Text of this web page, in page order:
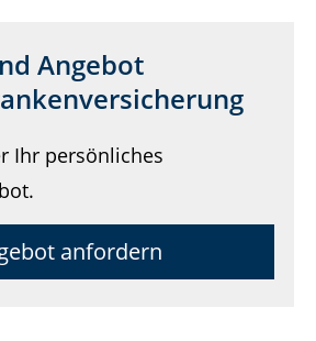
Angebot
Ihr persönliches
anfordern